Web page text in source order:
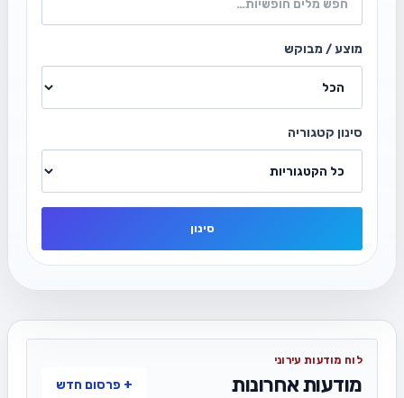
מוצע / מבוקש
סינון קטגוריה
סינון
לוח מודעות עירוני
מודעות אחרונות + פרסום חדש